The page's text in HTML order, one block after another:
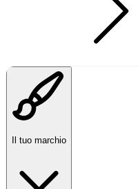
Il tuo marchio